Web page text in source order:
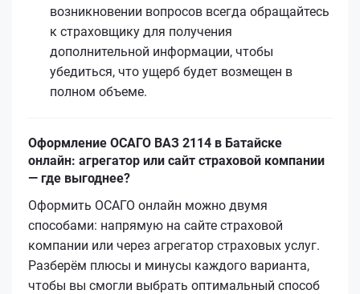
возникновении вопросов всегда обращайтесь
к страховщику для получения
дополнительной информации, чтобы
убедиться, что ущерб будет возмещен в
полном объеме.
Оформление ОСАГО ВАЗ 2114 в Батайске
онлайн: агрегатор или сайт страховой компании
— где выгоднее?
Оформить ОСАГО онлайн можно двумя
способами: напрямую на сайте страховой
компании или через агрегатор страховых услуг.
Разберём плюсы и минусы каждого варианта,
чтобы вы смогли выбрать оптимальный способ